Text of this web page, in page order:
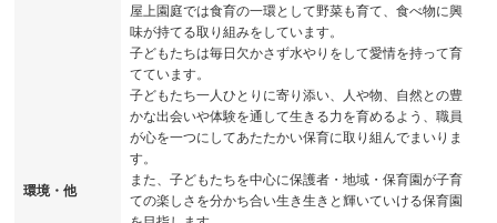
環境・他
屋上園庭では食育の一環として野菜も育て、食べ物に興
味が持てる取り組みをしています。
子どもたちは毎日欠かさず水やりをして愛情を持って育
てています。
子どもたち一人ひとりに寄り添い、人や物、自然との豊
かな出会いや体験を通して生きる力を育めるよう、職員
が心を一つにしてあたたかい保育に取り組んでまいりま
す。
また、子どもたちを中心に保護者・地域・保育園が子育
ての楽しさを分かち合い生き生きと輝いていける保育園